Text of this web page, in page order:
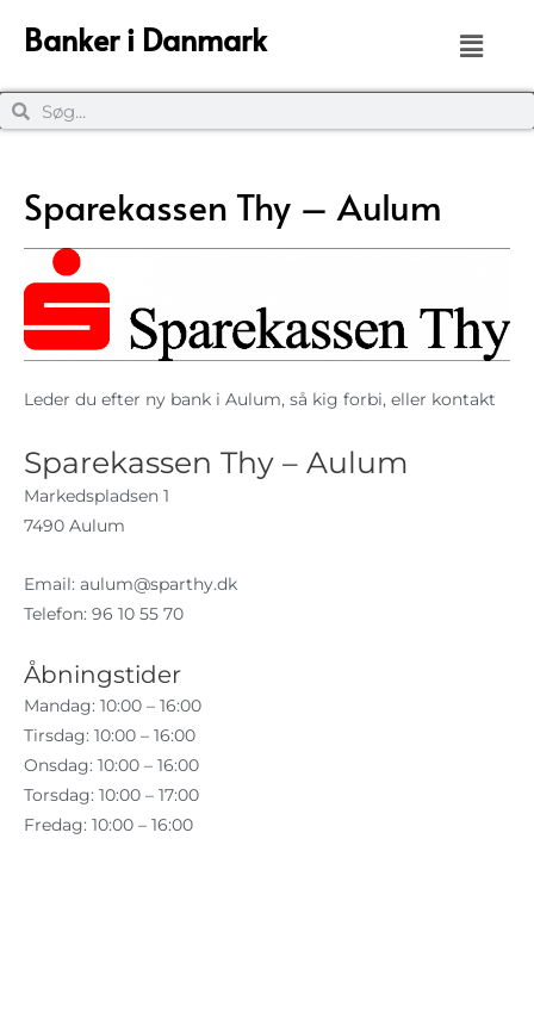
Banker i Danmark
Sparekassen Thy – Aulum
Leder du efter ny bank i Aulum, så kig forbi, eller kontakt
Sparekassen Thy – Aulum
Markedspladsen 1
7490 Aulum
Email: aulum@sparthy.dk
Telefon: 96 10 55 70
Åbningstider
Mandag: 10:00 – 16:00
Tirsdag: 10:00 – 16:00
Onsdag: 10:00 – 16:00
Torsdag: 10:00 – 17:00
Fredag: 10:00 – 16:00